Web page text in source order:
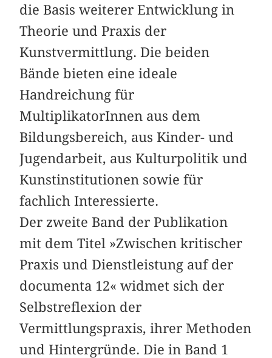
die Basis weiterer Entwicklung in
Theorie und Praxis der
Kunstvermittlung. Die beiden
Bände bieten eine ideale
Handreichung für
MultiplikatorInnen aus dem
Bildungsbereich, aus Kinder- und
Jugendarbeit, aus Kulturpolitik und
Kunstinstitutionen sowie für
fachlich Interessierte.
Der zweite Band der Publikation
mit dem Titel »Zwischen kritischer
Praxis und Dienstleistung auf der
documenta 12« widmet sich der
Selbstreflexion der
Vermittlungspraxis, ihrer Methoden
und Hintergründe. Die in Band 1